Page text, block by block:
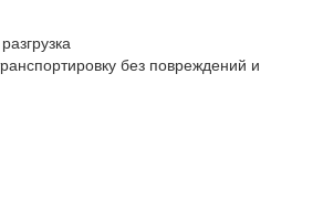
без повреждений и